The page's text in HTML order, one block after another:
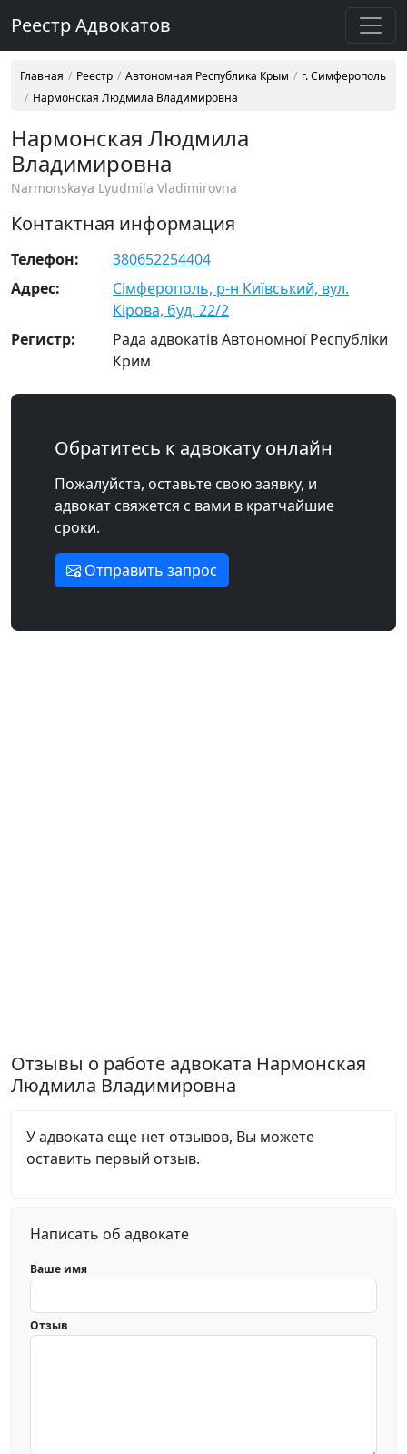
Реестр Адвокатов
Главная Реестр Автономная Республика Крым
г. Симферополь
Нармонская Людмила Владимировна
Нармонская Людмила
Владимировна
Narmonskaya Lyudmila Vladimirovna
Контактная информация
Телефон:
380652254404
Адрес:
Сімферополь, р-н Київський, вул.
Кірова, буд. 22/2
Регистр:
Рада адвокатів Автономної Республіки
Крим
Обратитесь к адвокату онлайн
Пожалуйста, оставьте свою заявку, и
адвокат свяжется с вами в кратчайшие
сроки.
Отправить запрос
Отзывы о работе адвоката Нармонская
Людмила Владимировна
У адвоката еще нет отзывов, Вы можете
оставить первый отзыв.
Написать об адвокате
Ваше имя
Отзыв